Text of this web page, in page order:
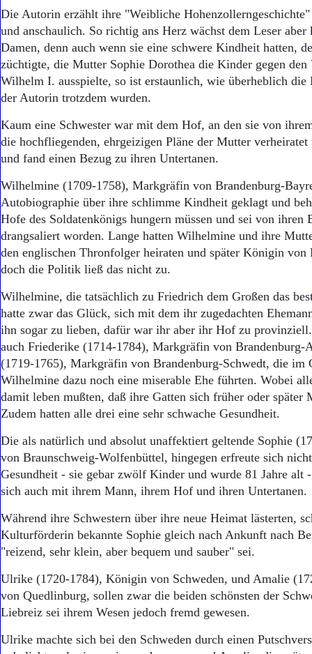
Abonnenten-Login
Abonnent werden
Abo Prämien
Archiv
Mediadaten
Impressum
Datenschutz
Die Autorin erzählt ihre "Weibliche
und anschaulich. So richtig ans Herz wächst dem Leser aber
Damen, denn auch wenn sie eine schwere Kindheit hatten,
züchtigte, die Mutter Sophie Dorothea die Kinder gegen den
Wilhelm I. ausspielte, so ist erstaunlich, wie überheblich
der Autorin trotzdem wurden.
Kaum eine Schwester war mit dem Hof, an den sie von
die hochfliegenden, ehrgeizigen Pläne der Mutter
und fand einen Bezug zu ihren Untertanen.
Wilhelmine (1709-1758), Markgräfin von Brandenburg-
Autobiographie über ihre schlimme Kindheit geklagt und
Hofe des Soldatenkönigs hungern müssen und sei von ihren
drangsaliert worden. Lange hatten Wilhelmine und ihre
den englischen Thronfolger heiraten und später Königin von
doch die Politik ließ das nicht zu.
Wilhelmine, die tatsächlich zu Friedrich dem Großen das
hatte zwar das Glück, sich mit dem ihr zugedachten
ihn sogar zu lieben, dafür war ihr aber ihr Hof zu
auch Friederike (1714-1784), Markgräfin von Brandenburg-
(1719-1765), Markgräfin von Brandenburg-Schwedt, die im
Wilhelmine dazu noch eine miserable Ehe führten. Wobei
damit leben mußten, daß ihre Gatten sich früher oder später
Zudem hatten alle drei eine sehr schwache Gesundheit.
Die als natürlich und absolut unaffektiert geltende Sophie
von Braunschweig-Wolfenbüttel, hingegen erfreute sich
Gesundheit - sie gebar zwölf Kinder und wurde 81 Jahre alt
sich auch mit ihrem Mann, ihrem Hof und ihren Untertanen.
Während ihre Schwestern über ihre neue Heimat lästerten,
Kulturförderin bekannte Sophie gleich nach Ankunft nach
"reizend, sehr klein, aber bequem und sauber" sei.
Ulrike (1720-1784), Königin von Schweden, und Amalie
von Quedlinburg, sollen zwar die beiden schönsten der
Liebreiz sei ihrem Wesen jedoch fremd gewesen.
Ulrike machte sich bei den Schweden durch einen